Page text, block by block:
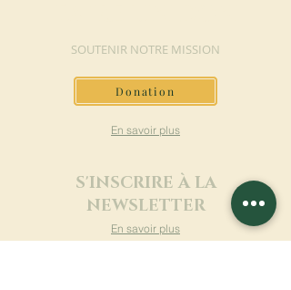
SOUTENIR NOTRE MISSION
Donation
En savoir plus
S'INSCRIRE À LA
NEWSLETTER
En savoir plus